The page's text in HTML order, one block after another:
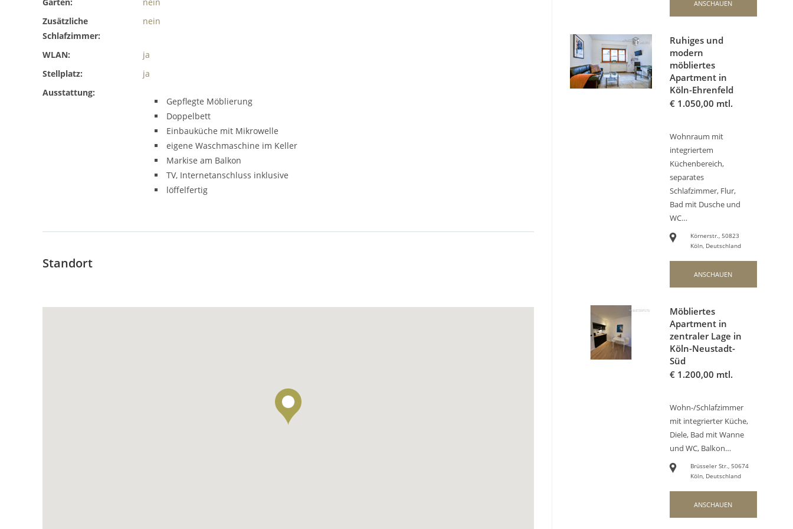
Zusätzliche
Schlafzimmer:
nein
WLAN:
ja
Stellplatz:
ja
Ausstattung:
Gepflegte Möblierung
Doppelbett
Einbauküche mit Mikrowelle
eigene Waschmaschine im Keller
Markise am Balkon
TV, Internetanschluss inklusive
löffelfertig
Standort
ANSCHAUEN
Ruhiges und
modern
möbliertes
Apartment in
Köln-Ehrenfeld
€ 1.050,00 mtl.
Wohnraum mit
integriertem
Küchenbereich,
separates
Schlafzimmer, Flur,
Bad mit Dusche und
WC…
Körnerstr., 50823
Köln, Deutschland
ANSCHAUEN
Möbliertes
Apartment in
zentraler Lage in
Köln-Neustadt-
Süd
€ 1.200,00 mtl.
Wohn-/Schlafzimmer
mit integrierter Küche,
Diele, Bad mit Wanne
und WC, Balkon…
Brüsseler Str., 50674
Köln, Deutschland
ANSCHAUEN